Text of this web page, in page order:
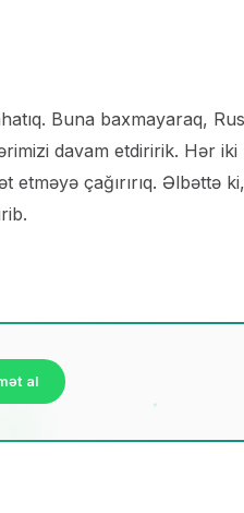
Buna baxmayaraq,
davam etdiririk. Hər iki
etməyə çağırırıq. Əlbəttə
al